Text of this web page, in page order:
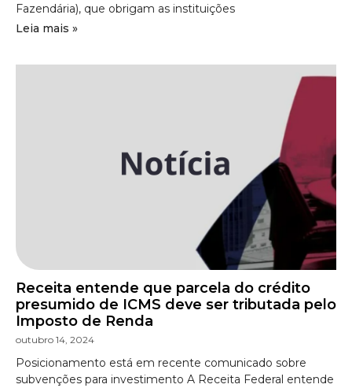
Fazendária), que obrigam as instituições
Leia mais »
Receita entende que parcela do crédito
presumido de ICMS deve ser tributada pelo
Imposto de Renda
outubro 14, 2024
Posicionamento está em recente comunicado sobre
subvenções para investimento A Receita Federal entende